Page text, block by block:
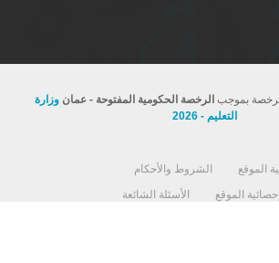
مرخصة بموجب الرخصة الحكومية المفتوحة - عمان وزارة
التعليم - 2026
الموقع
الشروط والأحكام
إحصائية الموقع
الأسئلة الشائعة